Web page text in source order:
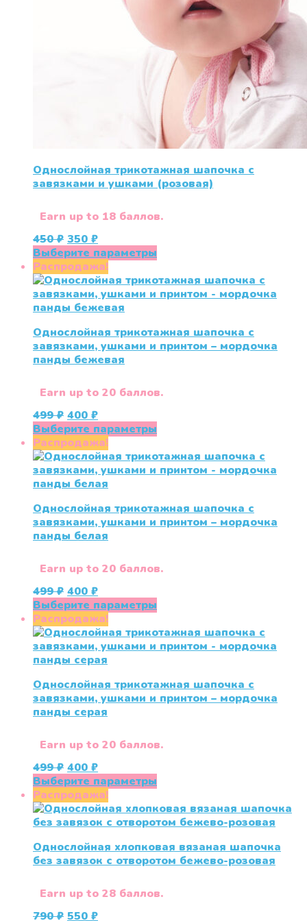
Однослойная трикотажная шапочка с
завязками и ушками (розовая)
Earn up to 18 баллов.
450₽ Первоначальная
цена
составляла
450 ₽.
350 ₽Текущая
цена:
350 ₽.
Выберите параметры
имеет
несколько
можно
выбрать
товара.
Распродажа!
Однослойная трикотажная шапочка с
завязками, ушками и принтом – мордочка
панды бежевая
Earn up to 20 баллов.
499₽ Первоначальная
цена
составляла
499 ₽.
400 ₽Текущая
цена:
400 ₽.
Выберите параметры
имеет
несколько
можно
выбрать
товара.
Распродажа!
Однослойная трикотажная шапочка с
завязками, ушками и принтом – мордочка
панды белая
Earn up to 20 баллов.
499₽ Первоначальная
цена
составляла
499 ₽.
400 ₽Текущая
цена:
400 ₽.
Выберите параметры
имеет
несколько
можно
выбрать
товара.
Распродажа!
Однослойная трикотажная шапочка с
завязками, ушками и принтом – мордочка
панды серая
Earn up to 20 баллов.
499₽ Первоначальная
цена
составляла
499 ₽.
400 ₽Текущая
цена:
400 ₽.
Выберите параметры
имеет
несколько
Опции
можно
на
Распродажа!
Однослойная хлопковая вязаная шапочка
без завязок с отворотом бежево-розовая
Earn up to 28 баллов.
790₽ Первоначальная
550 ₽Текущая